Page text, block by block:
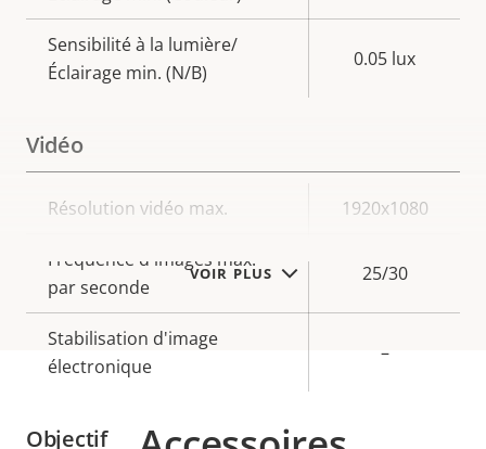
VOIR PLUS
Sensibilité à la lumière/
Éclairage min. (N/B)
0.05 lux
Vidéo
Description
propriété
Valeur de
propriété
Résolution vidéo max. 1920x1080
Fréquence d'images max.
par seconde
25/30
Stabilisation d'image
électronique
–
Objectif